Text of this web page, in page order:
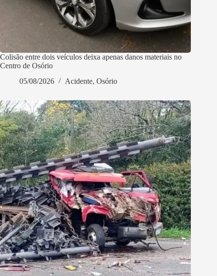
Colisão entre dois veículos deixa apenas danos materiais no
Centro de Osório
05/08/2026
Acidente, Osório